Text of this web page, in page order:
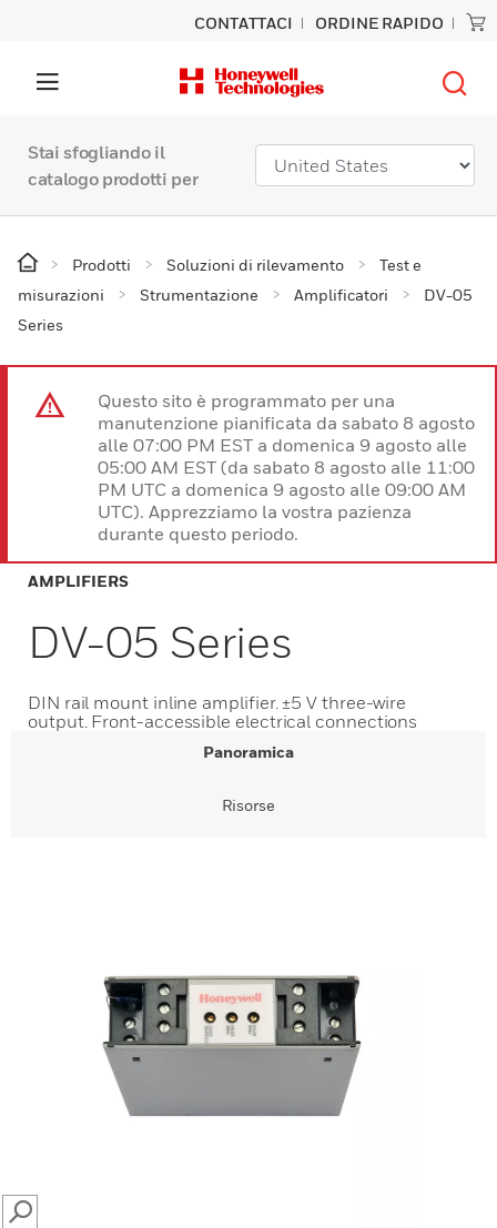
CONTATTACI ORDINE RAPIDO
Stai sfogliando il
catalogo prodotti per
Prodotti Soluzioni di rilevamento
Test e
misurazioni
Strumentazione Amplificatori
DV-05
Series
Questo sito è programmato per una
manutenzione pianificata da sabato 8 agosto
alle 07:00 PM EST a domenica 9 agosto alle
05:00 AM EST (da sabato 8 agosto alle 11:00
PM UTC a domenica 9 agosto alle 09:00 AM
UTC). Apprezziamo la vostra pazienza
durante questo periodo.
AMPLIFIERS
DV-05 Series
DIN rail mount inline amplifier. ±5 V three-wire
output. Front-accessible electrical connections
Panoramica
Risorse
SEARCH